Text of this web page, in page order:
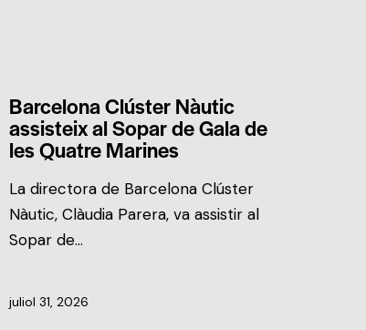
Barcelona Clúster Nàutic
assisteix al Sopar de Gala de
les Quatre Marines
La directora de Barcelona Clúster
Nàutic, Clàudia Parera, va assistir al
Sopar de…
juliol 31, 2026